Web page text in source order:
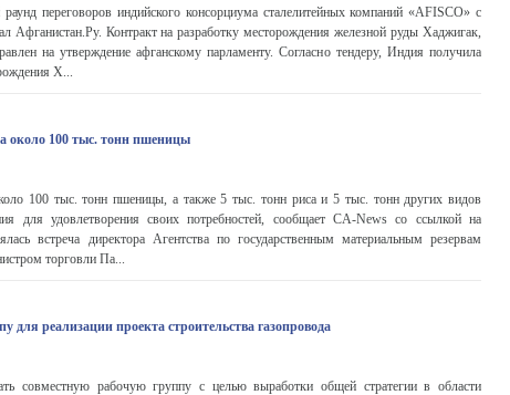
переговоров индийского консорциума сталелитейных компаний «AFISCO» с
Афганистан.Ру. Контракт на разработку месторождения железной руды Хаджигак,
на утверждение афганскому парламенту. Согласно тендеру, Индия получила
Х...
около 100 тыс. тонн пшеницы
100 тыс. тонн пшеницы, а также 5 тыс. тонн риса и 5 тыс. тонн других видов
для удовлетворения своих потребностей, сообщает CA-News со ссылкой на
встреча директора Агентства по государственным материальным резервам
торговли Па...
для реализации проекта строительства газопровода
совместную рабочую группу с целью выработки общей стратегии в области